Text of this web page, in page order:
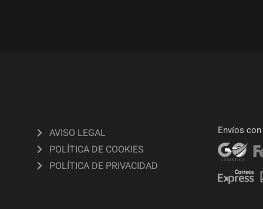
AVISO LEGAL
POLÍTICA DE COOKIES
POLÍTICA DE PRIVACIDAD
Envíos con